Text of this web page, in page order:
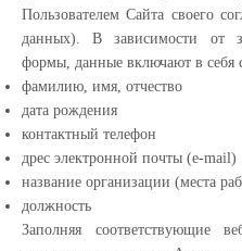
Пользователем Сайта своего
данных). В зависимости от
формы, данные включают в
фамилию, имя, отчество
дата рождения
контактный телефон
дрес электронной почты (e-mail)
название организации (места
должность
Заполняя соответствующие